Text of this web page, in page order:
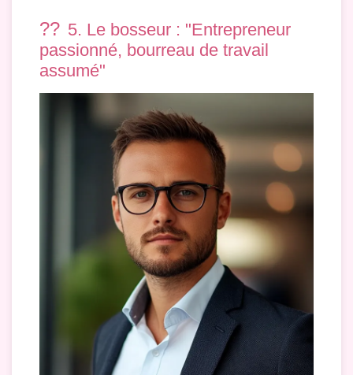
?? 5. Le bosseur : "Entrepreneur
passionné, bourreau de travail
assumé"